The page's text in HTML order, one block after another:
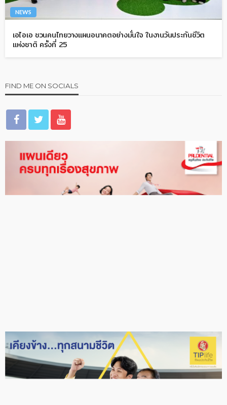
NEWS
เอไอเอ ชวนคนไทยวางแผนอนาคตอย่างมั่นใจ ในงานวันประกันชีวิต
แห่งชาติ ครั้งที่ 25
FIND ME ON SOCIALS